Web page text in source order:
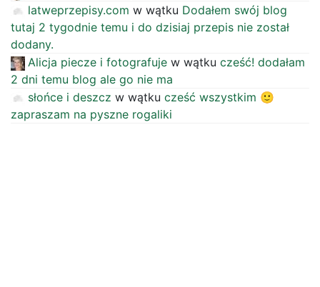
latweprzepisy.com w wątku Dodałem swój blog
tutaj 2 tygodnie temu i do dzisiaj przepis nie został
dodany.
Alicja piecze i fotografuje w wątku cześć! dodałam
2 dni temu blog ale go nie ma
słońce i deszcz w wątku cześć wszystkim 🙂
zapraszam na pyszne rogaliki